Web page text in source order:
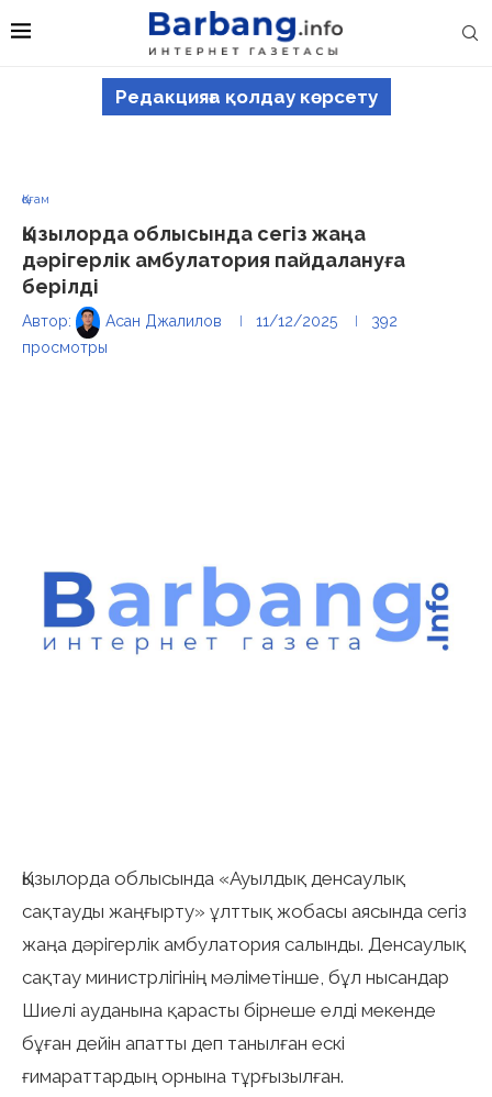
Редакцияға қолдау көрсету
Қоғам
Қызылорда облысында сегіз жаңа
дәрігерлік амбулатория пайдалануға
берілді
Автор: Асан Джалилов 11/12/2025
392
просмотры
Қызылорда облысында «Ауылдық денсаулық
сақтауды жаңғырту» ұлттық жобасы аясында сегіз
жаңа дәрігерлік амбулатория салынды. Денсаулық
сақтау министрлігінің мәліметінше, бұл нысандар
Шиелі ауданына қарасты бірнеше елді мекенде
бұған дейін апатты деп танылған ескі
ғимараттардың орнына тұрғызылған.